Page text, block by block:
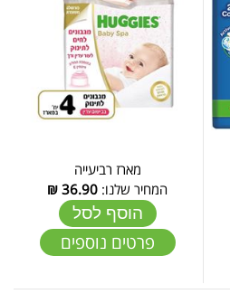
מארז רביעייה
המחיר שלנו: 36.90
₪
הוסף לסל
פרטים נוספים